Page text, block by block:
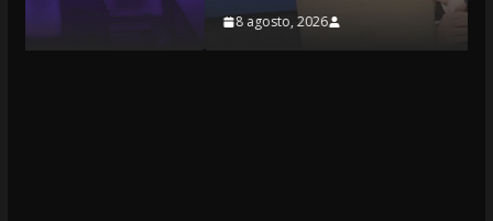
8 agosto, 2026